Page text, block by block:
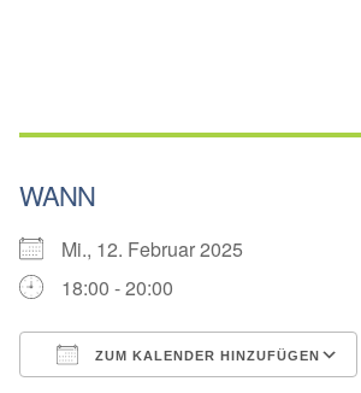
WANN
Mi., 12. Februar 2025
18:00 - 20:00
ZUM KALENDER HINZUFÜGEN